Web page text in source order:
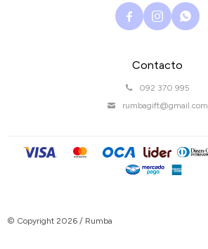
Contacto
092 370 995
rumbagift@gmail.com
  
© Copyright 2026 / Rumba